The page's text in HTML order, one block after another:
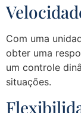
Com uma
obter uma
um controle
situações.